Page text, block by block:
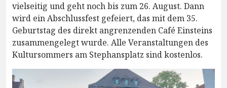
vielseitig und geht noch bis zum 26. August. Dann
wird ein Abschlussfest gefeiert, das mit dem 35.
Geburtstag des direkt angrenzenden Café Einsteins
zusammengelegt wurde. Alle Veranstaltungen des
Kultursommers am Stephansplatz sind kostenlos.